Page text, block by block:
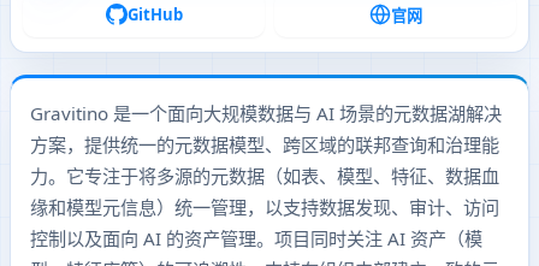
GitHub 官网
Gravitino 是一个面向大规模数据与 AI 场景的元数据湖解决
方案，提供统一的元数据模型、跨区域的联邦查询和治理能
力。它专注于将多源的元数据（如表、模型、特征、数据血
缘和模型元信息）统一管理，以支持数据发现、审计、访问
控制以及面向 AI 的资产管理。项目同时关注 AI 资产（模